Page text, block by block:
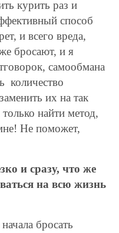
курить раз и
способ
и всего вреда,
бросают, и я
самообмана
количество
их на так
найти метод,
Не поможет,
и сразу, что же
на всю жизнь
бросать